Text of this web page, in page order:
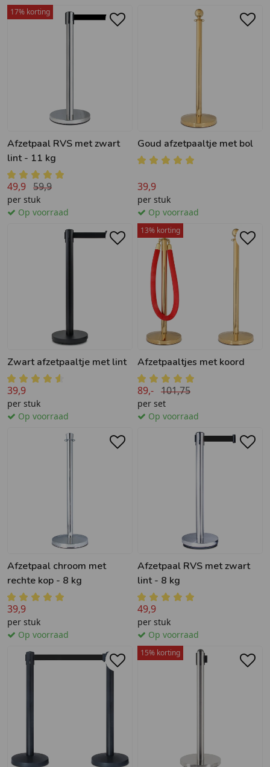
17% korting
Afzetpaal RVS met zwart
lint - 11 kg
49,9 59,9
per stuk
Op voorraad
Goud afzetpaaltje met bol
39,9
per stuk
Op voorraad
Zwart afzetpaaltje met lint
39,9
per stuk
Op voorraad
13% korting
Afzetpaaltjes met koord
89,- 101,75
per set
Op voorraad
Afzetpaal chroom met
rechte kop - 8 kg
39,9
per stuk
Op voorraad
Afzetpaal RVS met zwart
lint - 8 kg
49,9
per stuk
Op voorraad
15% korting